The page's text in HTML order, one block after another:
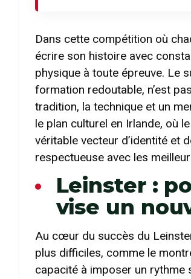
Dans cette compétition où
écrire son histoire avec
physique à toute épreuve. Le
formation redoutable, n’est
tradition, la technique et un
le plan culturel en Irlande, où
véritable vecteur d’identité et
respectueuse avec les
Leinster :
vise un
Au cœur du succès du
plus difficiles, comme le
capacité à imposer un rythme